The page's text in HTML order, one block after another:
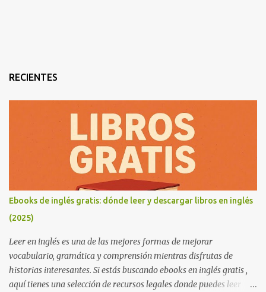
RECIENTES
Ebooks de inglés gratis: dónde leer y descargar libros en inglés
(2025)
Leer en inglés es una de las mejores formas de mejorar
vocabulario, gramática y comprensión mientras disfrutas de
historias interesantes. Si estás buscando ebooks en inglés gratis ,
aquí tienes una selección de recursos legales donde puedes leer